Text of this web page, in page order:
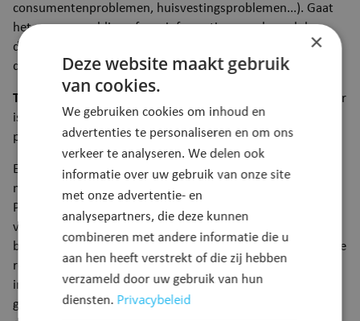
consumentenproblemen, huisvestingsproblemen...). Gaat
het om een melding of een informatievraag dan zal de
dienst klachtenbeheer je zo goed mogelijk helpen en
doorverwijzen naar de betrokken dienst.
Toch een klacht?
De bedoeling van de dienst klachtenbeheer
is om te bemiddelen om zo tot een oplossing van het
probleem te komen.
Een klachtdossier begint met jouw relaas over een
medewerker of dienst van de gemeente of OCMW van
Puurs-Sint-Amands. De dienst klachtenbeheer vat het
verhaal samen en vraagt uitleg aan het diensthoofd van de
betrokken dienst. Op basis van het verhaal van de klager, de
reactie van de betreffende dienst en eventueel andere
informatie (gesprekken met andere betrokken partijen of
getuigen, plaatsbezoeken, briefwisseling...) beoordeelt de
×
Deze website maakt gebruik
van cookies.
We gebruiken cookies om inhoud en
advertenties te personaliseren en om ons
verkeer te analyseren. We delen ook
informatie over uw gebruik van onze site
met onze advertentie- en
analysepartners, die deze kunnen
combineren met andere informatie die u
aan hen heeft verstrekt of die zij hebben
verzameld door uw gebruik van hun
diensten. Privacybeleid